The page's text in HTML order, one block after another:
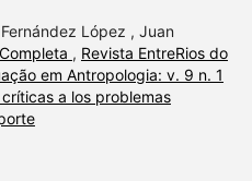
López , Juan
, Revista EntreRios do
em Antropologia: v. 9 n. 1
a los problemas